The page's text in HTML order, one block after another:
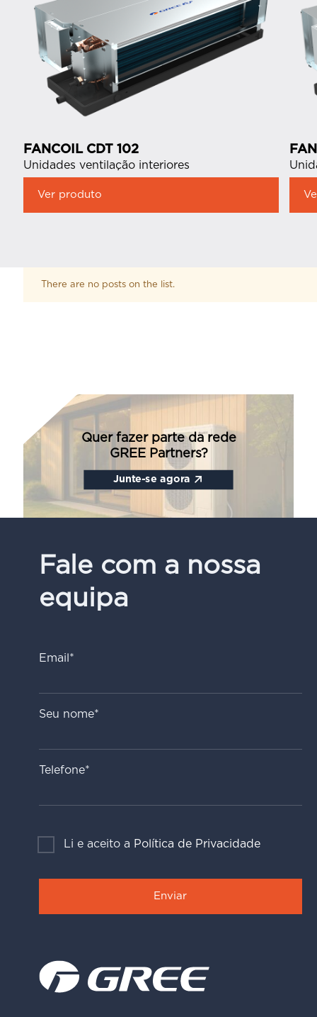
FANCOIL CDT 102
Unidades ventilação interiores
Ver produto
There are no posts on the list.
Junte-se agora
Quer fazer parte da rede
GREE Partners?
Fale com a nossa
equipa
Email*
Seu nome*
Telefone*
Li e aceito a Política de Privacidade